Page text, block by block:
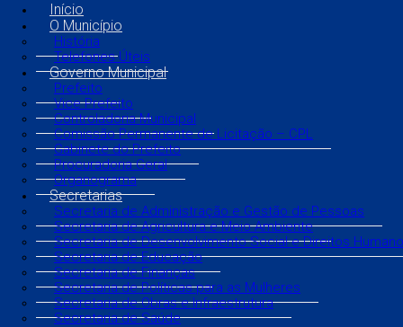
Início
O Município
História
Telefones Úteis
Governo Municipal
Prefeito
Vice Prefeito
Controladoria Municipal
Comissão Permanente de Licitação – CPL
Gabinete do Prefeito
Procuradoria Geral
Organograma
Secretarias
Secretaria de Administração e Gestão de Pessoas
Secretaria de Agricultura e Meio Ambiente
Secretaria de Desenvolvimento Social e Direitos
Secretaria de Educação
Secretaria de Finanças
Secretaria de Políticas para as Mulheres
Secretaria de Obras e Infraestrutura
Secretaria de Saúde